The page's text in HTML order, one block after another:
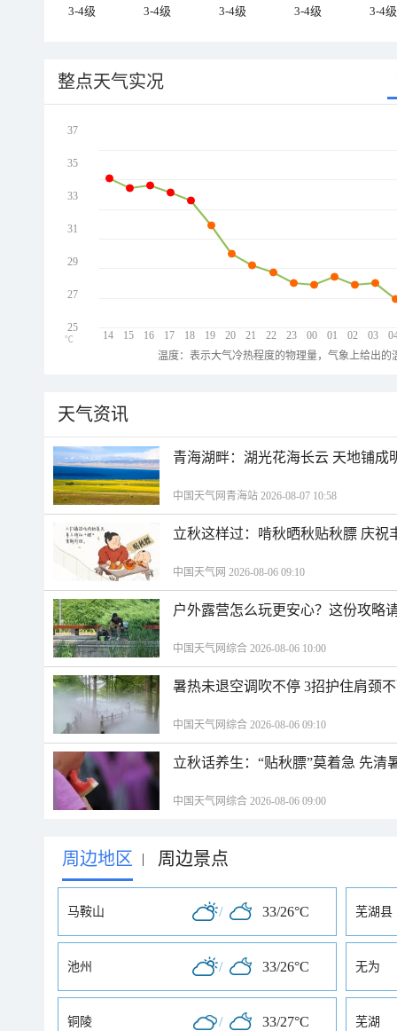
3-4级
3-4级 3-4级 3-4级 3-4级
整点天气实况
14 15 16 17 18 19 20 21 22 23 00 01 02 03
37
35
33
31
29
27
25
℃
温度：表示大气冷热程度的物理量，气象上给出
天气资讯
青海湖畔：湖光花海长云 天地铺成
中国天气网青海站 2026-08-07 10:58
立秋这样过：啃秋晒秋贴秋膘 庆祝
中国天气网 2026-08-06 09:10
户外露营怎么玩更安心？这份攻略
中国天气网综合 2026-08-06 10:00
暑热未退空调吹不停 3招护住肩颈
中国天气网综合 2026-08-06 09:10
立秋话养生：“贴秋膘”莫着急 先清
中国天气网综合 2026-08-06 09:00
周边地区 | 周边景点
马鞍山 / 33/26°C 芜湖县
池州 / 33/26°C 无为
铜陵 / 33/27°C 芜湖